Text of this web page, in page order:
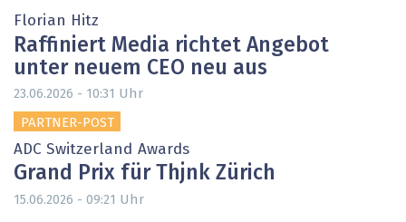
Florian Hitz
Raffiniert Media richtet Angebot
unter neuem CEO neu aus
23.06.2026 - 10:31 Uhr
PARTNER-POST
ADC Switzerland Awards
Grand Prix für Thjnk Zürich
15.06.2026 - 09:21 Uhr